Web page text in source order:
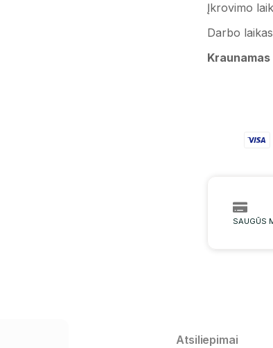
Įkrovimo
Darbo
Kraunamas
SAUGŪS
Atsiliepimai